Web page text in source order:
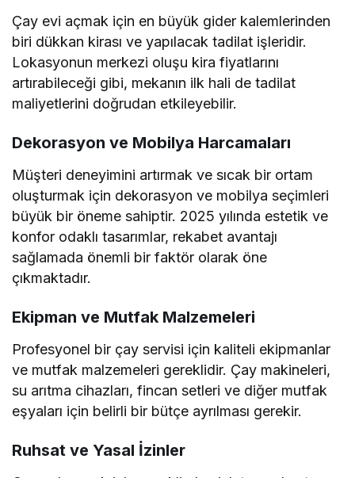
Çay evi açmak için en büyük gider kalemlerinden
biri dükkan kirası ve yapılacak tadilat işleridir.
Lokasyonun merkezi oluşu kira fiyatlarını
artırabileceği gibi, mekanın ilk hali de tadilat
maliyetlerini doğrudan etkileyebilir.
Dekorasyon ve Mobilya Harcamaları
Müşteri deneyimini artırmak ve sıcak bir ortam
oluşturmak için dekorasyon ve mobilya seçimleri
büyük bir öneme sahiptir. 2025 yılında estetik ve
konfor odaklı tasarımlar, rekabet avantajı
sağlamada önemli bir faktör olarak öne
çıkmaktadır.
Ekipman ve Mutfak Malzemeleri
Profesyonel bir çay servisi için kaliteli ekipmanlar
ve mutfak malzemeleri gereklidir. Çay makineleri,
su arıtma cihazları, fincan setleri ve diğer mutfak
eşyaları için belirli bir bütçe ayrılması gerekir.
Ruhsat ve Yasal İzinler